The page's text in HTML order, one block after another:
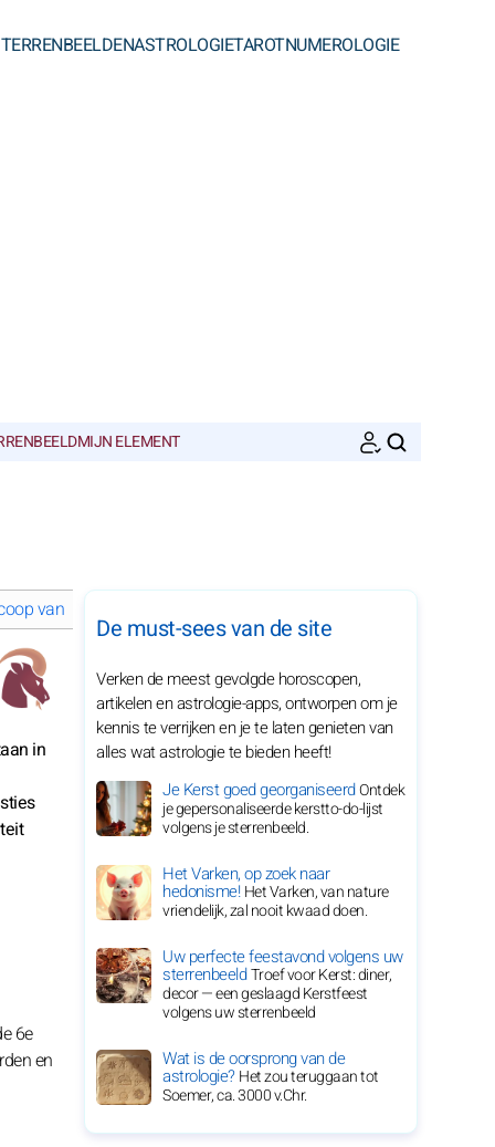
ASTROLOGIETAROTNUMEROLOGIE
MIJN ELEMENT
van maart 2026 voor je sterrenbeeld
in
6e
en
De must-sees van de site
Verken de meest gevolgde horoscopen,
artikelen en astrologie-apps, ontworpen om je
kennis te verrijken en je te laten genieten van
alles wat astrologie te bieden heeft!
Je Kerst goed georganiseerdOntdek
je gepersonaliseerde kerstto-do-lijst
volgens je sterrenbeeld.
Het Varken, op zoek naar
hedonisme!Het Varken, van nature
vriendelijk, zal nooit kwaad doen.
Uw perfecte feestavond volgens uw
sterrenbeeldTroef voor Kerst: diner,
decor — een geslaagd Kerstfeest
volgens uw sterrenbeeld
Wat is de oorsprong van de
astrologie?Het zou teruggaan tot
Soemer, ca. 3000 v.Chr.